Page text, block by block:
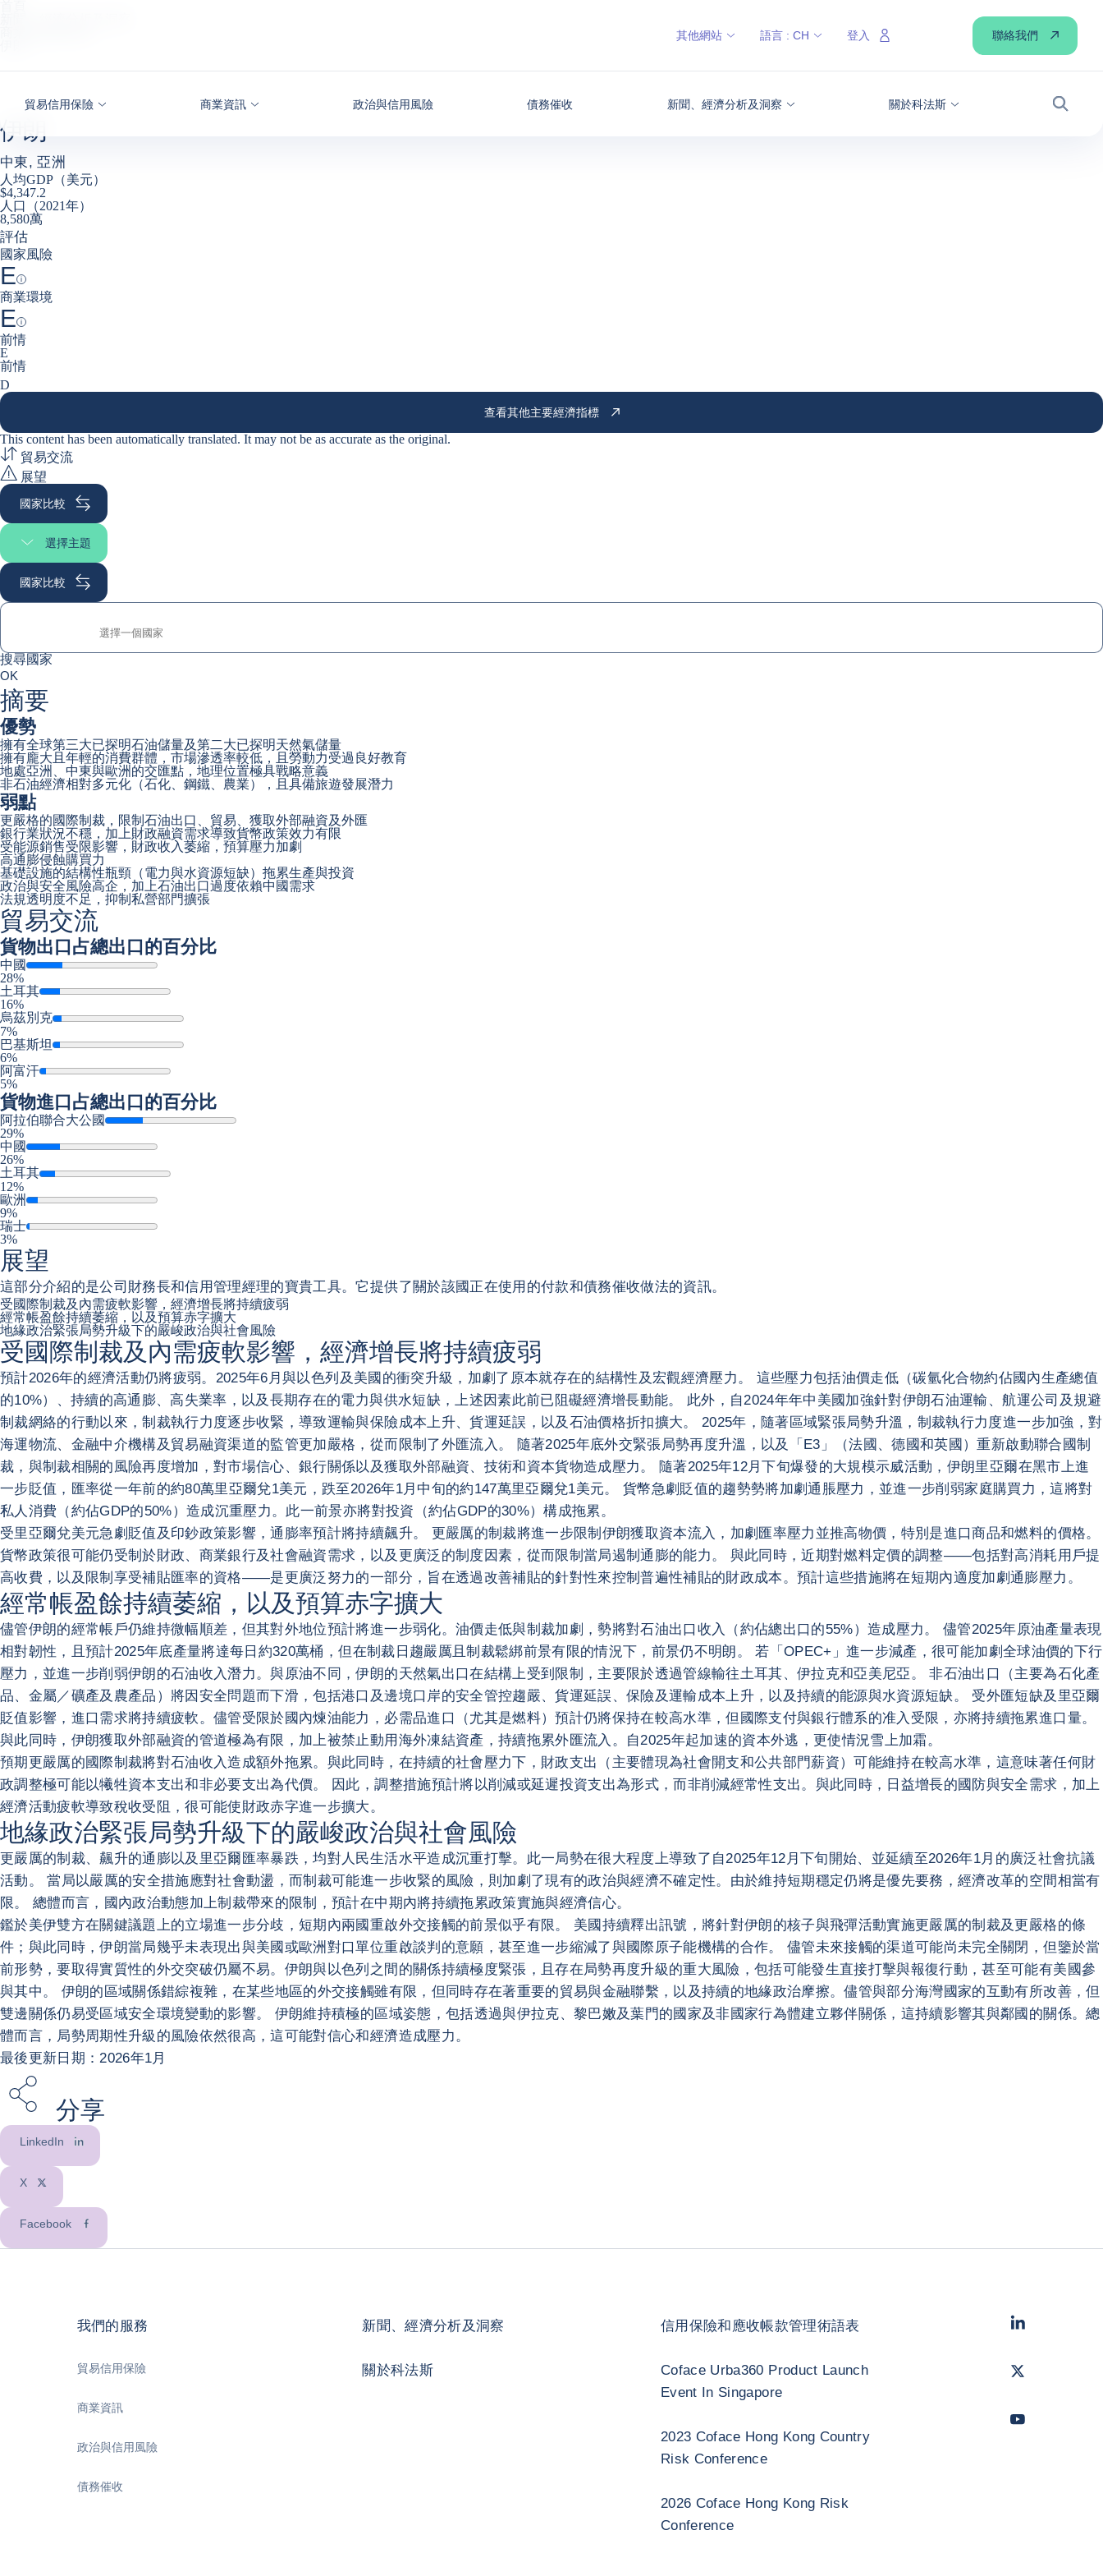
貿易信用保險 商業資訊 政治與信用風險 債務催收 新聞、經濟分析及洞察 關於科法斯
搜尋
其他網站 語言 : CH 登入 聯絡我們
伊朗
中東, 亞洲
人均GDP（美元）
$4,347.2
人口（2021年）
8,580萬
評估
國家風險
E
Help
商業環境
E
Help
前情
E
前情
D
查看其他主要經濟指標
This content has been automatically translated. It may not be as accurate as the original.
貿易交流
展望
國家比較
選擇主題
選擇頁面段落
國家比較
搜尋國家
0suggestions
搜尋國家
OK
摘要
優勢
擁有全球第三大已探明石油儲量及第二大已探明天然氣儲量
擁有龐大且年輕的消費群體，市場滲透率較低，且勞動力受過良好教育
地處亞洲、中東與歐洲的交匯點，地理位置極具戰略意義
非石油經濟相對多元化（石化、鋼鐵、農業），且具備旅遊發展潛力
弱點
更嚴格的國際制裁，限制石油出口、貿易、獲取外部融資及外匯
銀行業狀況不穩，加上財政融資需求導致貨幣政策效力有限
受能源銷售受限影響，財政收入萎縮，預算壓力加劇
高通膨侵蝕購買力
基礎設施的結構性瓶頸（電力與水資源短缺）拖累生產與投資
政治與安全風險高企，加上石油出口過度依賴中國需求
法規透明度不足，抑制私營部門擴張
貿易交流
貨物出口占總出口的百分比
中國
28%
土耳其
16%
烏茲別克
7%
巴基斯坦
6%
阿富汗
5%
貨物進口占總出口的百分比
阿拉伯聯合大公國
29%
中國
26%
土耳其
12%
歐洲
9%
瑞士
3%
展望
這部分介紹的是公司財務長和信用管理經理的寶貴工具。它提供了關於該國正在使用的付款和債務催收做法的資訊。
受國際制裁及內需疲軟影響，經濟增長將持續疲弱
經常帳盈餘持續萎縮，以及預算赤字擴大
地緣政治緊張局勢升級下的嚴峻政治與社會風險
受國際制裁及內需疲軟影響，經濟增長將持續疲弱
預計2026年的經濟活動仍將疲弱。2025年6月與以色列及美國的衝突升級，加劇了原本就存在的結構性及宏觀經濟壓力。 這些壓力包括油價走低（碳氫化合物約佔國內生產總值
的10%）、持續的高通膨、高失業率，以及長期存在的電力與供水短缺，上述因素此前已阻礙經濟增長動能。 此外，自2024年年中美國加強針對伊朗石油運輸、航運公司及規避
制裁網絡的行動以來，制裁執行力度逐步收緊，導致運輸與保險成本上升、貨運延誤，以及石油價格折扣擴大。 2025年，隨著區域緊張局勢升溫，制裁執行力度進一步加強，對
海運物流、金融中介機構及貿易融資渠道的監管更加嚴格，從而限制了外匯流入。 隨著2025年底外交緊張局勢再度升溫，以及「E3」（法國、德國和英國）重新啟動聯合國制
裁，與制裁相關的風險再度增加，對市場信心、銀行關係以及獲取外部融資、技術和資本貨物造成壓力。 隨著2025年12月下旬爆發的大規模示威活動，伊朗里亞爾在黑市上進
一步貶值，匯率從一年前的約80萬里亞爾兌1美元，跌至2026年1月中旬的約147萬里亞爾兌1美元。 貨幣急劇貶值的趨勢勢將加劇通脹壓力，並進一步削弱家庭購買力，這將對
私人消費（約佔GDP的50%）造成沉重壓力。此一前景亦將對投資（約佔GDP的30%）構成拖累。
受里亞爾兌美元急劇貶值及印鈔政策影響，通膨率預計將持續飆升。 更嚴厲的制裁將進一步限制伊朗獲取資本流入，加劇匯率壓力並推高物價，特別是進口商品和燃料的價格。
貨幣政策很可能仍受制於財政、商業銀行及社會融資需求，以及更廣泛的制度因素，從而限制當局遏制通膨的能力。 與此同時，近期對燃料定價的調整——包括對高消耗用戶提
高收費，以及限制享受補貼匯率的資格——是更廣泛努力的一部分，旨在透過改善補貼的針對性來控制普遍性補貼的財政成本。預計這些措施將在短期內適度加劇通膨壓力。
經常帳盈餘持續萎縮，以及預算赤字擴大
儘管伊朗的經常帳戶仍維持微幅順差，但其對外地位預計將進一步弱化。油價走低與制裁加劇，勢將對石油出口收入（約佔總出口的55%）造成壓力。 儘管2025年原油產量表現
相對韌性，且預計2025年底產量將達每日約320萬桶，但在制裁日趨嚴厲且制裁鬆綁前景有限的情況下，前景仍不明朗。 若「OPEC+」進一步減產，很可能加劇全球油價的下行
壓力，並進一步削弱伊朗的石油收入潛力。與原油不同，伊朗的天然氣出口在結構上受到限制，主要限於透過管線輸往土耳其、伊拉克和亞美尼亞。 非石油出口（主要為石化產
品、金屬／礦產及農產品）將因安全問題而下滑，包括港口及邊境口岸的安全管控趨嚴、貨運延誤、保險及運輸成本上升，以及持續的能源與水資源短缺。 受外匯短缺及里亞爾
貶值影響，進口需求將持續疲軟。儘管受限於國內煉油能力，必需品進口（尤其是燃料）預計仍將保持在較高水準，但國際支付與銀行體系的准入受限，亦將持續拖累進口量。
與此同時，伊朗獲取外部融資的管道極為有限，加上被禁止動用海外凍結資產，持續拖累外匯流入。自2025年起加速的資本外逃，更使情況雪上加霜。
預期更嚴厲的國際制裁將對石油收入造成額外拖累。與此同時，在持續的社會壓力下，財政支出（主要體現為社會開支和公共部門薪資）可能維持在較高水準，這意味著任何財
政調整極可能以犧牲資本支出和非必要支出為代價。 因此，調整措施預計將以削減或延遲投資支出為形式，而非削減經常性支出。與此同時，日益增長的國防與安全需求，加上
經濟活動疲軟導致稅收受阻，很可能使財政赤字進一步擴大。
地緣政治緊張局勢升級下的嚴峻政治與社會風險
更嚴厲的制裁、飆升的通膨以及里亞爾匯率暴跌，均對人民生活水平造成沉重打擊。此一局勢在很大程度上導致了自2025年12月下旬開始、並延續至2026年1月的廣泛社會抗議
活動。 當局以嚴厲的安全措施應對社會動盪，而制裁可能進一步收緊的風險，則加劇了現有的政治與經濟不確定性。由於維持短期穩定仍將是優先要務，經濟改革的空間相當有
限。 總體而言，國內政治動態加上制裁帶來的限制，預計在中期內將持續拖累政策實施與經濟信心。
鑑於美伊雙方在關鍵議題上的立場進一步分歧，短期內兩國重啟外交接觸的前景似乎有限。 美國持續釋出訊號，將針對伊朗的核子與飛彈活動實施更嚴厲的制裁及更嚴格的條
件；與此同時，伊朗當局幾乎未表現出與美國或歐洲對口單位重啟談判的意願，甚至進一步縮減了與國際原子能機構的合作。 儘管未來接觸的渠道可能尚未完全關閉，但鑒於當
前形勢，要取得實質性的外交突破仍屬不易。伊朗與以色列之間的關係持續極度緊張，且存在局勢再度升級的重大風險，包括可能發生直接打擊與報復行動，甚至可能有美國參
與其中。 伊朗的區域關係錯綜複雜，在某些地區的外交接觸雖有限，但同時存在著重要的貿易與金融聯繫，以及持續的地緣政治摩擦。儘管與部分海灣國家的互動有所改善，但
雙邊關係仍易受區域安全環境變動的影響。 伊朗維持積極的區域姿態，包括透過與伊拉克、黎巴嫩及葉門的國家及非國家行為體建立夥伴關係，這持續影響其與鄰國的關係。總
體而言，局勢周期性升級的風險依然很高，這可能對信心和經濟造成壓力。
最後更新日期：2026年1月
分享
LinkedIn
X
Facebook
我們的服務
貿易信用保險
商業資訊
政治與信用風險
債務催收
新聞、經濟分析及洞察
關於科法斯
信用保險和應收帳款管理術語表
Coface Urba360 Product Launch
Event In Singapore
2023 Coface Hong Kong Country
Risk Conference
2026 Coface Hong Kong Risk
Conference
LinkedIn
Twitter
Youtube